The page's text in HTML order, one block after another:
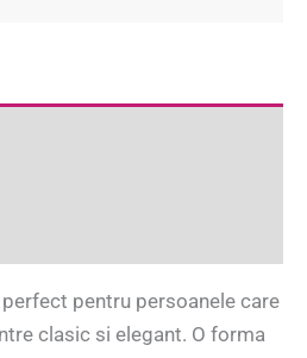
pentru persoanele care
clasic si elegant. O forma